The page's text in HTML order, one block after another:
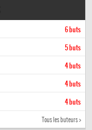
6 buts
5 buts
4 buts
4 buts
4 buts
Tous les buteurs >